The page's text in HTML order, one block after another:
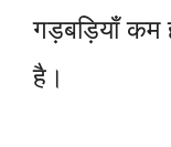
गड़बड़ियाँ कम
है।